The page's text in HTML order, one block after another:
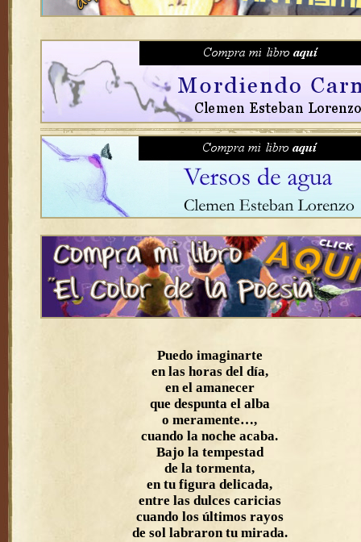
Puedo imaginarte
en las horas del día,
en el amanecer
que despunta el alba
o meramente…,
cuando la noche acaba.
Bajo la tempestad
de la tormenta,
en tu figura delicada,
entre las dulces caricias
cuando los últimos rayos
de sol labraron tu mirada.